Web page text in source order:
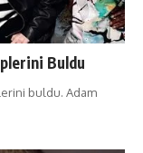
Buldu
buldu. Adam